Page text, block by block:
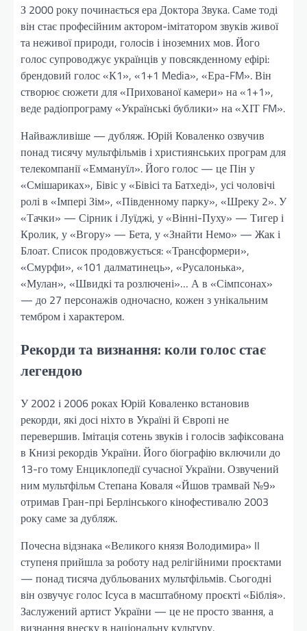
З 2000 року починається ера Доктора Звука. Саме тоді
він стає професійним актором-імітатором звуків живої
та неживої природи, голосів і іноземних мов. Його
голос супроводжує українців у повсякденному ефірі:
брендовий голос «К1», «1+1 Media», «Ера-FM». Він
створює сюжети для «Прихованої камери» на «1+1»,
веде радіопрограму «Українські бублики» на «ХІТ FM».
Найважливіше — дубляж. Юрій Коваленко озвучив
понад тисячу мультфільмів і християнських програм для
телекомпанії «Еммануїл». Його голос — це Пін у
«Смішариках», Бівіс у «Бівісі та Батхеді», усі чоловічі
ролі в «Імпері Зім», «Південному парку», «Шреку 2». У
«Тачки» — Сірник і Луїджі, у «Вінні-Пуху» — Тигер і
Кролик, у «Вгору» — Бета, у «Знайти Немо» — Жак і
Блоат. Список продовжується: «Трансформери»,
«Смурфи», «101 далматинець», «Русалонька»,
«Мулан», «Швидкі та розлючені»… А в «Сімпсонах»
— до 27 персонажів одночасно, кожен з унікальним
тембром і характером.
Рекорди та визнання: коли голос стає
легендою
У 2002 і 2006 роках Юрій Коваленко встановив
рекорди, які досі ніхто в Україні й Європі не
перевершив. Імітація сотень звуків і голосів зафіксована
в Книзі рекордів України. Його біографію включили до
13-го тому Енциклопедії сучасної України. Озвучений
ним мультфільм Степана Коваля «Йшов трамвай №9»
отримав Гран-прі Берлінського кінофестивалю 2003
року саме за дубляж.
Почесна відзнака «Великого князя Володимира» II
ступеня прийшла за роботу над релігійними проєктами
— понад тисяча дубльованих мультфільмів. Сьогодні
він озвучує голос Ісуса в масштабному проєкті «Біблія».
Заслужений артист України — це не просто звання, а